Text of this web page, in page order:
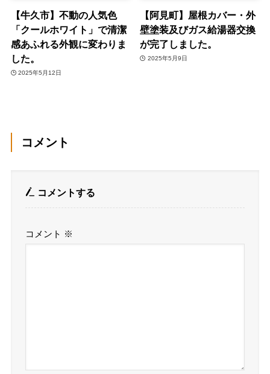
【牛久市】不動の人気色
「クールホワイト」で清潔
感あふれる外観に変わりま
した。
2025年5月12日
【阿見町】屋根カバー・外
壁塗装及びガス給湯器交換
が完了しました。
2025年5月9日
コメント
コメントする
コメント ※